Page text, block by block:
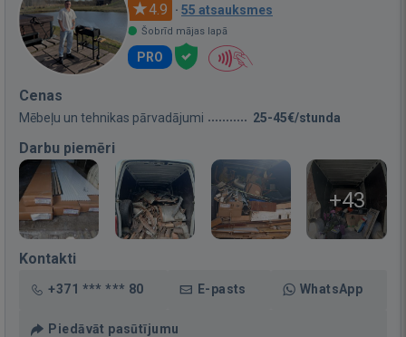
4.9 · 55 atsauksmes
Šobrīd mājas lapā
PRO
Cenas
Mēbeļu un tehnikas pārvadājumi 25-45€/stunda
Darbu piemēri
+43
Kontakti
+371 *** *** 80 E-pasts WhatsApp
Piedāvāt pasūtījumu